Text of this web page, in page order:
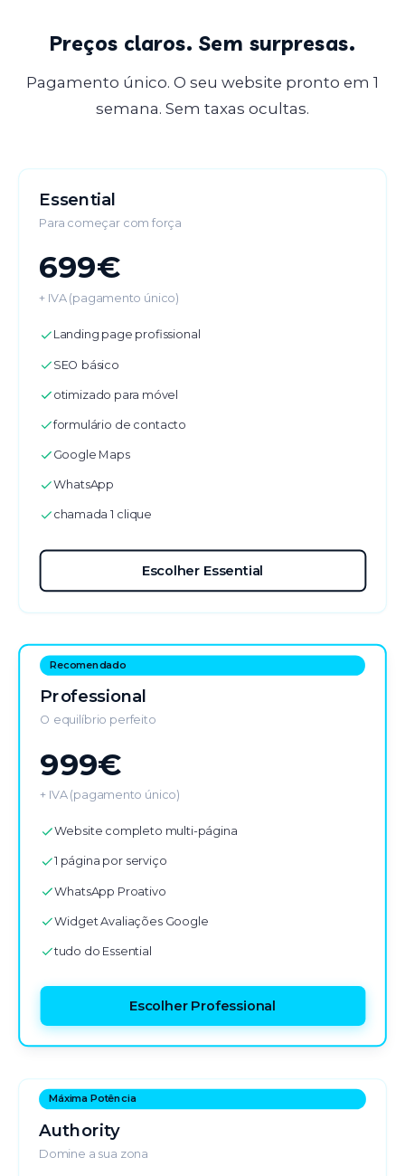
Preços claros. Sem surpresas.
Pagamento único. O seu website pronto em 1
semana. Sem taxas ocultas.
Essential
Para começar com força
699€
+ IVA (pagamento único)
Landing page profissional
SEO básico
otimizado para móvel
formulário de contacto
Google Maps
WhatsApp
chamada 1 clique
Escolher Essential
Recomendado
Professional
O equilíbrio perfeito
999€
+ IVA (pagamento único)
Website completo multi-página
1 página por serviço
WhatsApp Proativo
Widget Avaliações Google
tudo do Essential
Escolher Professional
Máxima Potência
Authority
Domine a sua zona